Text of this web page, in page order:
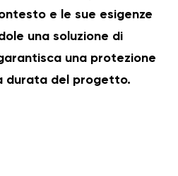
e le sue esigenze
una soluzione di
una protezione
durata del progetto.